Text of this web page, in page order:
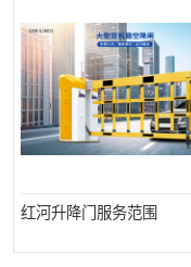
红河升降门服务范围